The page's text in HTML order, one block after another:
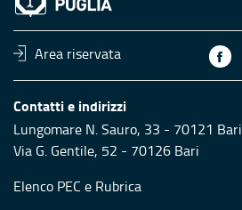
Area riservata
Contatti e indirizzi
Lungomare N. Sauro, 33 - 70121 Bari
Via G. Gentile, 52 - 70126 Bari
Elenco PEC e Rubrica